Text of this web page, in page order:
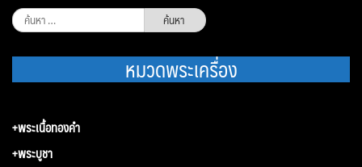
ค้นหา
สำหรับ:
หมวดพระเครื่อง
+พระเนื้อทองคำ
+พระบูชา